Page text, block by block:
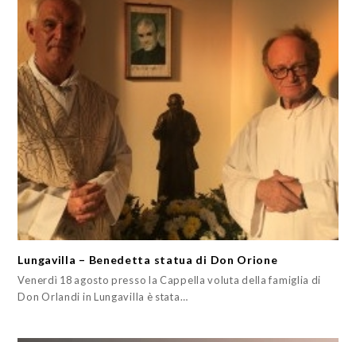
Lungavilla – Benedetta statua di Don Orione
Venerdì 18 agosto presso la Cappella voluta della famiglia di
Don Orlandi in Lungavilla è stata…